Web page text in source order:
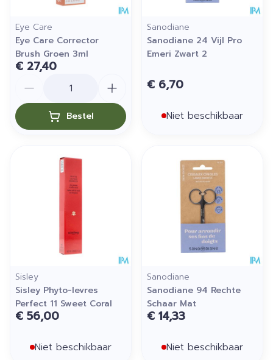
Eye Care
Eye Care Corrector
Brush Groen 3ml
€ 27,40
Bestel
Sanodiane
Sanodiane 24 Vijl Pro
Emeri Zwart 2
€ 6,70
Niet beschikbaar
Sisley
Sisley Phyto-levres
Perfect 11 Sweet Coral
€ 56,00
Niet beschikbaar
Sanodiane
Sanodiane 94 Rechte
Schaar Mat
€ 14,33
Niet beschikbaar